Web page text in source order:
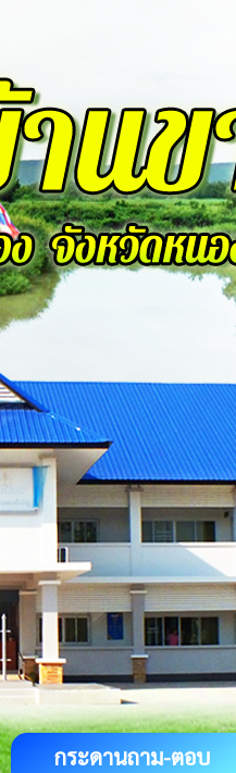
กระดานถาม-ตอบ